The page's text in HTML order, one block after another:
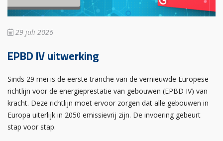
29 juli 2026
EPBD IV uitwerking
Sinds 29 mei is de eerste tranche van de vernieuwde Europese
richtlijn voor de energieprestatie van gebouwen (EPBD IV) van
kracht. Deze richtlijn moet ervoor zorgen dat alle gebouwen in
Europa uiterlijk in 2050 emissievrij zijn. De invoering gebeurt
stap voor stap.